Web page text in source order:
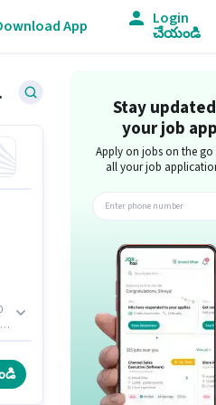
App Login
చేయండి
Stay
your job
Apply on jobs on the go
all your job